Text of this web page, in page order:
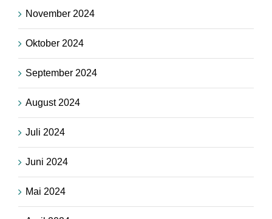
November 2024
Oktober 2024
September 2024
August 2024
Juli 2024
Juni 2024
Mai 2024